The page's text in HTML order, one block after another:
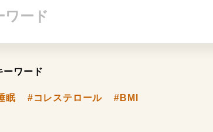
ーワード
眠 #コレステロール #BMI